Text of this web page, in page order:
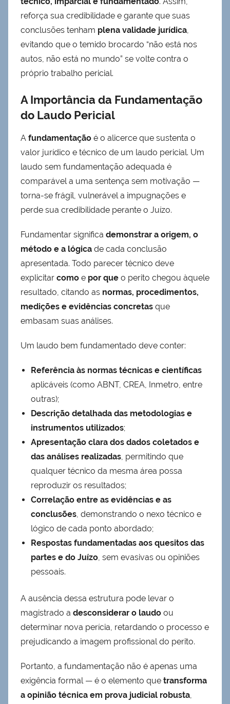
reforça sua credibilidade e garante que suas
conclusões tenham plena validade jurídica,
evitando que o temido brocardo “não está nos
autos, não está no mundo” se volte contra o
próprio trabalho pericial.
A Importância da Fundamentação
do Laudo Pericial
A fundamentação é o alicerce que sustenta o
valor jurídico e técnico de um laudo pericial. Um
laudo sem fundamentação adequada é
comparável a uma sentença sem motivação —
torna-se frágil, vulnerável a impugnações e
perde sua credibilidade perante o Juízo.
Fundamentar significa demonstrar a origem, o
método e a lógica de cada conclusão
apresentada. Todo parecer técnico deve
explicitar como e por que o perito chegou àquele
resultado, citando as normas, procedimentos,
medições e evidências concretas que
embasam suas análises.
Um laudo bem fundamentado deve conter:
Referência às normas técnicas e científicas
aplicáveis (como ABNT, CREA, Inmetro, entre
outras);
Descrição detalhada das metodologias e
instrumentos utilizados;
Apresentação clara dos dados coletados e
das análises realizadas, permitindo que
qualquer técnico da mesma área possa
reproduzir os resultados;
Correlação entre as evidências e as
conclusões, demonstrando o nexo técnico e
lógico de cada ponto abordado;
Respostas fundamentadas aos quesitos das
partes e do Juízo, sem evasivas ou opiniões
pessoais.
A ausência dessa estrutura pode levar o
magistrado a desconsiderar o laudo ou
determinar nova perícia, retardando o processo e
prejudicando a imagem profissional do perito.
Portanto, a fundamentação não é apenas uma
exigência formal — é o elemento que transforma
a opinião técnica em prova judicial robusta,